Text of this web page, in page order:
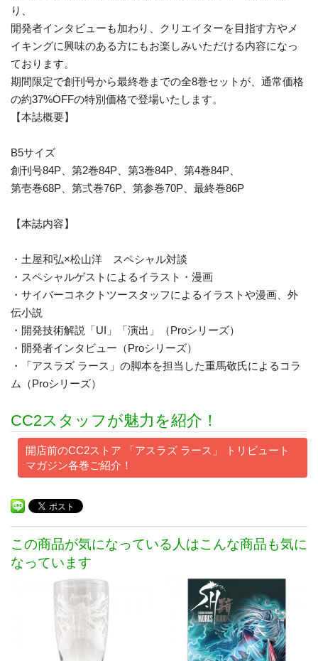
り、
開発者インタビューも加わり、クリエイターを目指す方やメ
イキングに興味のある方にもお楽しみいただける内容になっ
ております。
期間限定で創刊号から最終巻までの全8巻セットが、通常価格
の約37%OFFの特別価格で登場いたします。
【本誌概要】
B5サイズ
創刊号84P、第2巻84P、第3巻84P、第4巻84P、
第壱巻68P、第弍巻76P、第参巻70P、最終巻86P
【本誌内容】
・土屋和弘×松山洋 スペシャル対談
・スペシャルゲストによるイラスト・漫画
・サイバーコネクトツースタッフによるイラストや漫画、外
伝小説
・開発技術解説「UI」「演出」（Proシリーズ）
・開発者インタビュー（Proシリーズ）
・「アスラズ ラース」の脚本を担当した重馬敬氏によるコラ
ム（Proシリーズ）
CC2スタッフが魅力を紹介！
開店前のCC2ストア 「アスラズ ラース」 トリビュート
マガジン各巻ご紹介！
この商品が気になっている人はこんな商品も気に
なっています